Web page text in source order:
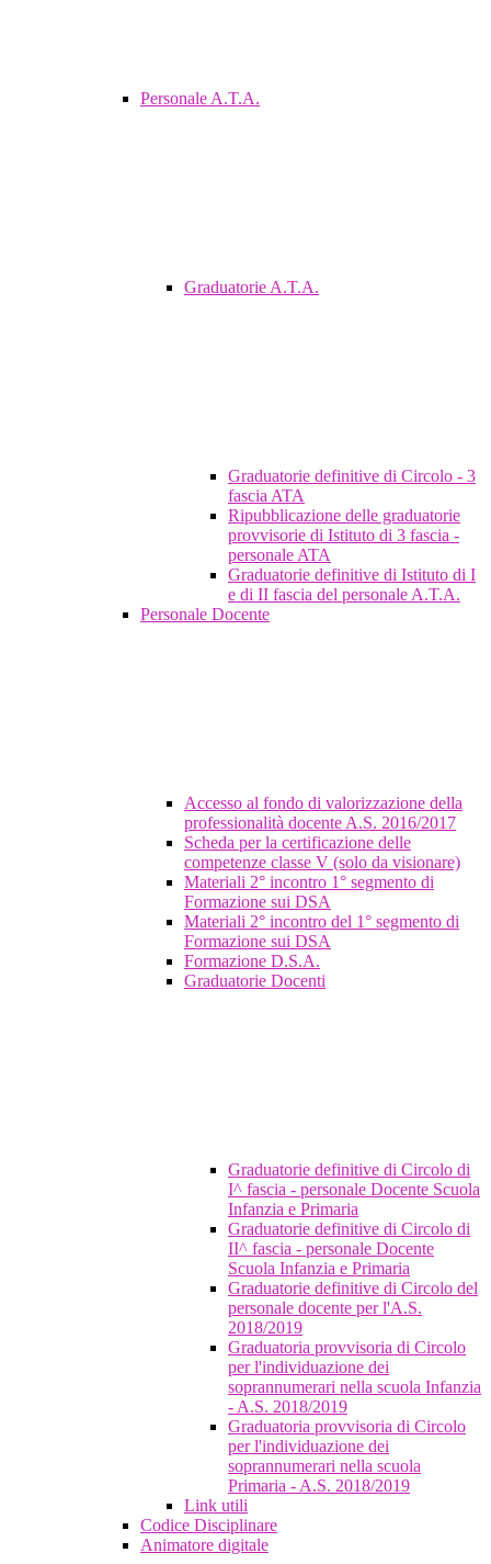
Personale A.T.A.
Graduatorie A.T.A.
Graduatorie definitive di Circolo - 3
fascia ATA
Ripubblicazione delle graduatorie
provvisorie di Istituto di 3 fascia -
personale ATA
Graduatorie definitive di Istituto di I
e di II fascia del personale A.T.A.
Personale Docente
Accesso al fondo di valorizzazione della
professionalità docente A.S. 2016/2017
Scheda per la certificazione delle
competenze classe V (solo da visionare)
Materiali 2° incontro 1° segmento di
Formazione sui DSA
Materiali 2° incontro del 1° segmento di
Formazione sui DSA
Formazione D.S.A.
Graduatorie Docenti
Graduatorie definitive di Circolo di
I^ fascia - personale Docente Scuola
Infanzia e Primaria
Graduatorie definitive di Circolo di
II^ fascia - personale Docente
Scuola Infanzia e Primaria
Graduatorie definitive di Circolo del
personale docente per l'A.S.
2018/2019
Graduatoria provvisoria di Circolo
per l'individuazione dei
soprannumerari nella scuola Infanzia
- A.S. 2018/2019
Graduatoria provvisoria di Circolo
per l'individuazione dei
soprannumerari nella scuola
Primaria - A.S. 2018/2019
Link utili
Codice Disciplinare
Animatore digitale